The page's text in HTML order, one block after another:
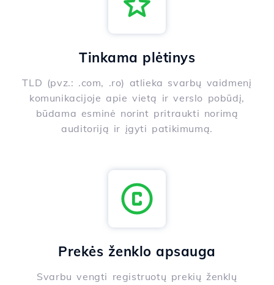
Tinkama plėtinys
TLD (pvz.: .com, .ro) atlieka svarbų vaidmenį
komunikacijoje apie vietą ir verslo pobūdį,
būdama esminė norint pritraukti norimą
auditoriją ir įgyti patikimumą.
Prekės ženklo apsauga
Svarbu vengti registruotų prekių ženklų